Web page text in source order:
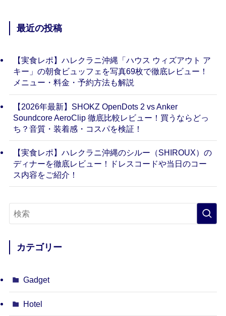
最近の投稿
【実食レポ】ハレクラニ沖縄「ハウス ウィズアウト ア
キー」の朝食ビュッフェを写真69枚で徹底レビュー！
メニュー・料金・予約方法も解説
【2026年最新】SHOKZ OpenDots 2 vs Anker
Soundcore AeroClip 徹底比較レビュー！買うならどっ
ち？音質・装着感・コスパを検証！
【実食レポ】ハレクラニ沖縄のシルー（SHIROUX）の
ディナーを徹底レビュー！ドレスコードや当日のコー
ス内容をご紹介！
カテゴリー
Gadget
Hotel